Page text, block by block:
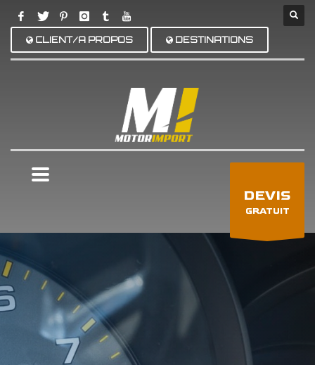
CLIENT/A PROPOS DESTINATIONS
DEVIS
GRATUIT